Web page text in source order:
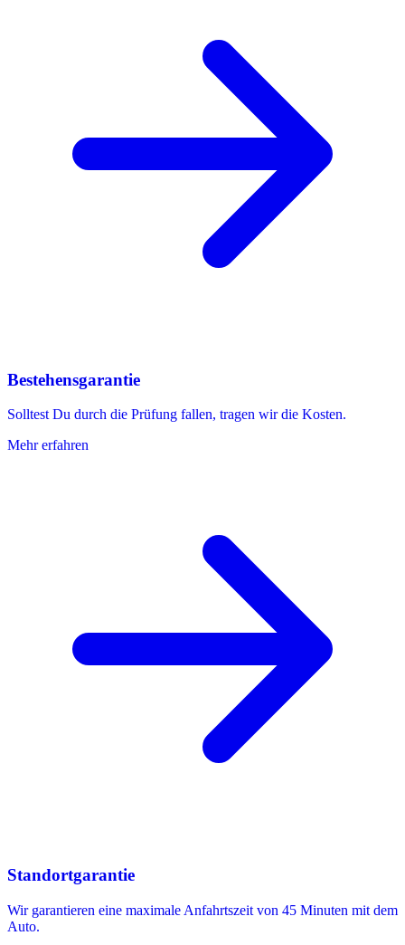
Bestehensgarantie
Solltest Du durch die Prüfung fallen, tragen wir die Kosten.
Mehr erfahren
Standortgarantie
Wir garantieren eine maximale Anfahrtszeit von 45 Minuten mit dem
Auto.